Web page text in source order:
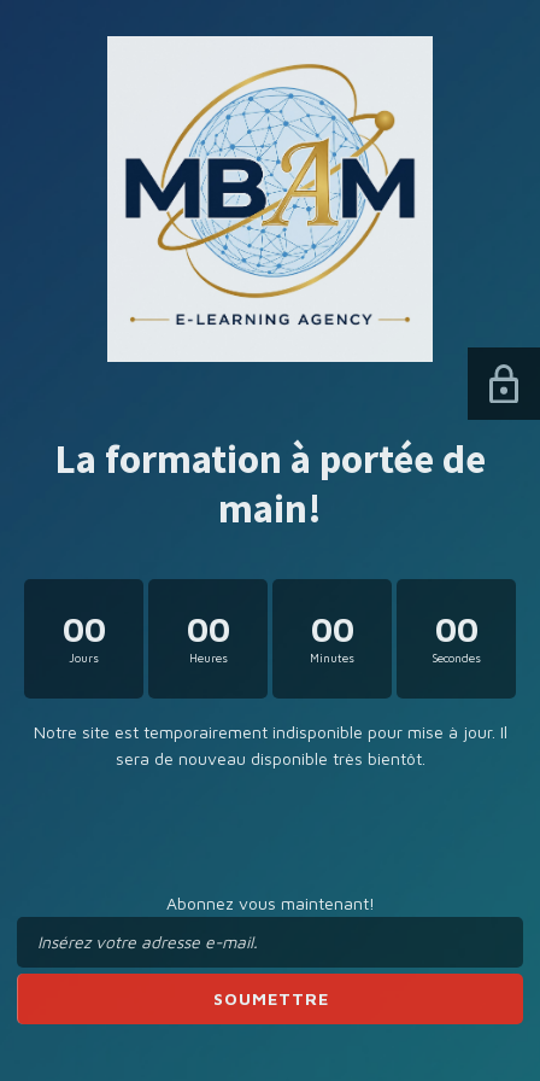
La formation à portée de
main!
00
Jours
00
Heures
00
Minutes
00
Secondes
Notre site est temporairement indisponible pour mise à jour. Il
sera de nouveau disponible très bientôt.
Abonnez vous maintenant!